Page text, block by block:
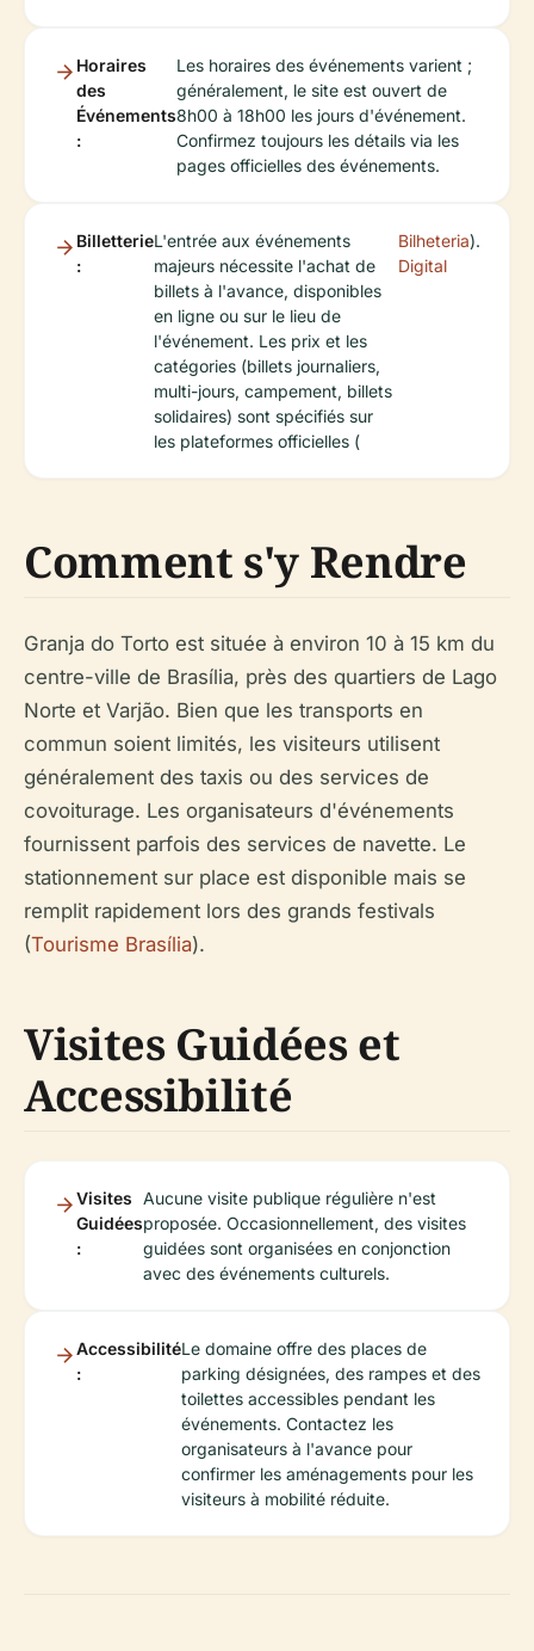
Horaires
des
Événements
:
Les horaires des événements varient ;
généralement, le site est ouvert de
8h00 à 18h00 les jours d'événement.
Confirmez toujours les détails via les
pages officielles des événements.
Billetterie
:
L'entrée aux événements
majeurs nécessite l'achat de
billets à l'avance, disponibles
en ligne ou sur le lieu de
l'événement. Les prix et les
catégories (billets journaliers,
multi-jours, campement, billets
solidaires) sont spécifiés sur
les plateformes officielles (
Bilheteria
Digital
).
Comment s'y Rendre
Granja do Torto est située à environ 10 à 15 km du
centre-ville de Brasília, près des quartiers de Lago
Norte et Varjão. Bien que les transports en
commun soient limités, les visiteurs utilisent
généralement des taxis ou des services de
covoiturage. Les organisateurs d'événements
fournissent parfois des services de navette. Le
stationnement sur place est disponible mais se
remplit rapidement lors des grands festivals
(Tourisme Brasília).
Visites Guidées et
Accessibilité
Visites
Guidées
:
Aucune visite publique régulière n'est
proposée. Occasionnellement, des visites
guidées sont organisées en conjonction
avec des événements culturels.
Accessibilité
:
Le domaine offre des places de
parking désignées, des rampes et des
toilettes accessibles pendant les
événements. Contactez les
organisateurs à l'avance pour
confirmer les aménagements pour les
visiteurs à mobilité réduite.